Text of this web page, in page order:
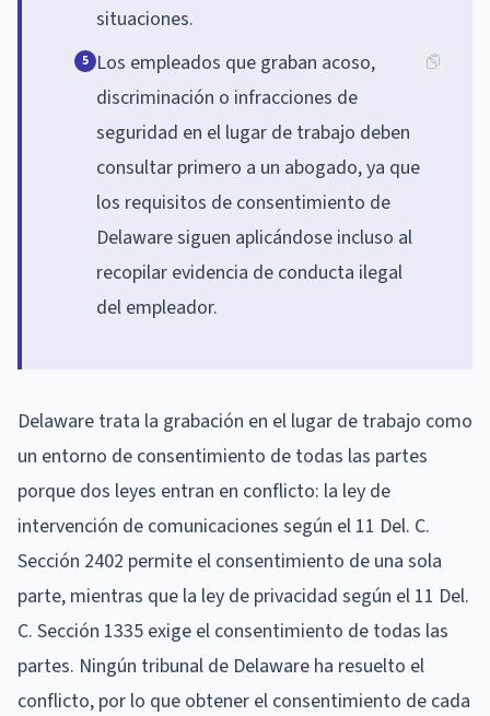
situaciones.
5 Los empleados que graban acoso,
discriminación o infracciones de
seguridad en el lugar de trabajo deben
consultar primero a un abogado, ya que
los requisitos de consentimiento de
Delaware siguen aplicándose incluso al
recopilar evidencia de conducta ilegal
del empleador.
Delaware trata la grabación en el lugar de trabajo como
un entorno de consentimiento de todas las partes
porque dos leyes entran en conflicto: la ley de
intervención de comunicaciones según el 11 Del. C.
Sección 2402 permite el consentimiento de una sola
parte, mientras que la ley de privacidad según el 11 Del.
C. Sección 1335 exige el consentimiento de todas las
partes. Ningún tribunal de Delaware ha resuelto el
conflicto, por lo que obtener el consentimiento de cada